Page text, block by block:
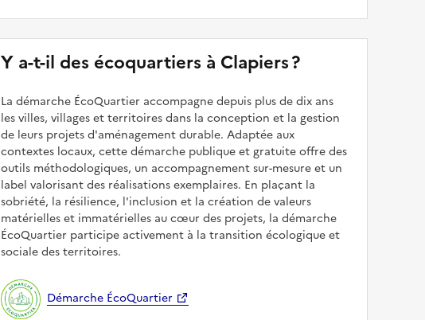
Y a-t-il des écoquartiers à Clapiers ?
La démarche ÉcoQuartier accompagne depuis plus de dix ans
les villes, villages et territoires dans la conception et la gestion
de leurs projets d'aménagement durable. Adaptée aux
contextes locaux, cette démarche publique et gratuite offre des
outils méthodologiques, un accompagnement sur-mesure et un
label valorisant des réalisations exemplaires. En plaçant la
sobriété, la résilience, l'inclusion et la création de valeurs
matérielles et immatérielles au cœur des projets, la démarche
ÉcoQuartier participe activement à la transition écologique et
sociale des territoires.
Démarche ÉcoQuartier